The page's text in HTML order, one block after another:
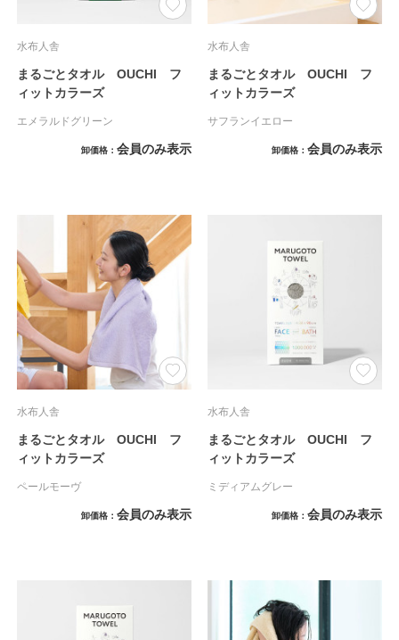
水布人舎
まるごとタオル OUCHI フ
ィットカラーズ
エメラルドグリーン
卸価格 会員のみ表示
水布人舎
まるごとタオル OUCHI フ
ィットカラーズ
サフランイエロー
卸価格 会員のみ表示
水布人舎
まるごとタオル OUCHI フ
ィットカラーズ
ペールモーヴ
卸価格 会員のみ表示
水布人舎
まるごとタオル OUCHI フ
ィットカラーズ
ミディアムグレー
卸価格 会員のみ表示